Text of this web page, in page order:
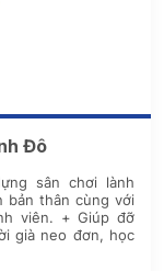
Đô
sân chơi lành
bản thân cùng với
viên. + Giúp đỡ
già neo đơn, học